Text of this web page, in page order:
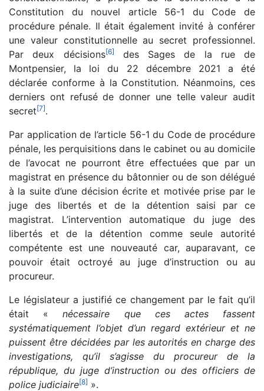
Constitution du nouvel article 56-1 du Code de
procédure pénale. Il était également invité à conférer
une valeur constitutionnelle au secret professionnel.
Par deux décisions[6]
des Sages de la rue de
Montpensier, la loi du 22 décembre 2021 a été
déclarée conforme à la Constitution. Néanmoins, ces
derniers ont refusé de donner une telle valeur audit
secret[7].
Par application de l’article 56-1 du Code de procédure
pénale, les perquisitions dans le cabinet ou au domicile
de l’avocat ne pourront être effectuées que par un
magistrat en présence du bâtonnier ou de son délégué
à la suite d’une décision écrite et motivée prise par le
juge des libertés et de la détention saisi par ce
magistrat. L’intervention automatique du juge des
libertés et de la détention comme seule autorité
compétente est une nouveauté car, auparavant, ce
pouvoir était octroyé au juge d’instruction ou au
procureur.
Le législateur a justifié ce changement par le fait qu’il
était «nécessaire que ces actes fassent
systématiquement l’objet d’un regard extérieur et ne
puissent être décidées par les autorités en charge des
investigations, qu’il s’agisse du procureur de la
république, du juge d’instruction ou des officiers de
police judiciaire[8] ».